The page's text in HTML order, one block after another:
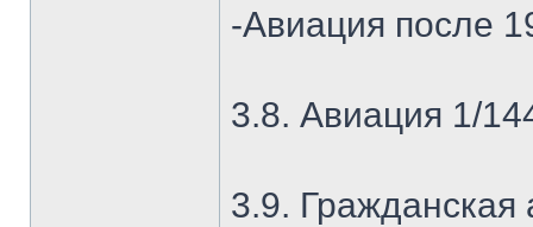
-Авиация после
3.8. Авиация 1/
3.9.